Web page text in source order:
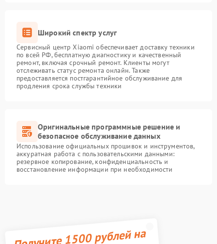
Широкий спектр услуг
Сервисный центр Xiaomi обеспечивает доставку техники
по всей РФ, бесплатную диагностику и качественный
ремонт, включая срочный ремонт. Клиенты могут
отслеживать статус ремонта онлайн. Также
предоставляется постгарантийное обслуживание для
продления срока службы техники
Оригинальные программные решение и
безопасное обслуживание данных
Использование официальных прошивок и инструментов,
аккуратная работа с пользовательскими данными:
резервное копирование, конфиденциальность и
восстановление информации при необходимости